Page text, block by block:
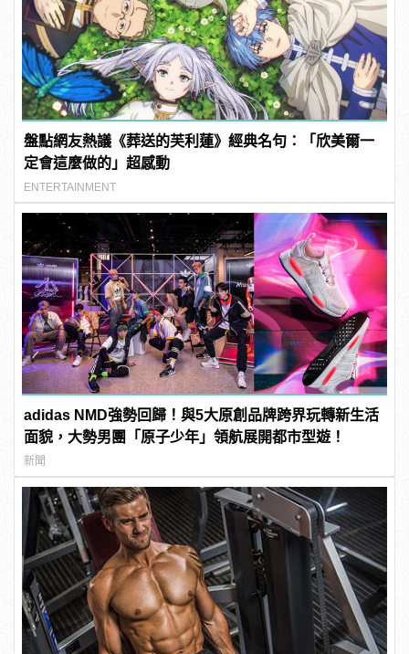
盤點網友熱議《葬送的芙利蓮》經典名句：「欣美爾一
定會這麼做的」超感動
ENTERTAINMENT
adidas NMD強勢回歸！與5大原創品牌跨界玩轉新生活
面貌，大勢男團「原子少年」領航展開都市型遊！
新聞